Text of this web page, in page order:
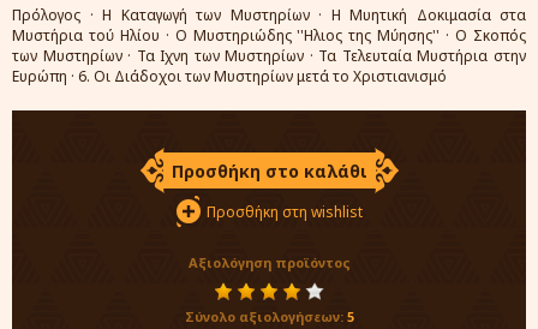
Πρόλογος · Η Καταγωγή των Μυστηρίων · Η Μυητική Δοκιμασία στα
Μυστήρια τού Ηλίου · Ο Μυστηριώδης ''Ηλιος της Μύησης'' · Ο Σκοπός
των Μυστηρίων · Τα Ιχνη των Μυστηρίων · Τα Τελευταία Μυστήρια στην
Ευρώπη · 6. Οι Διάδοχοι των Μυστηρίων μετά το Χριστιανισμό
Προσθήκη στο καλάθι
Προσθήκη στη wishlist
Αξιολόγηση προϊόντος
Σύνολο αξιολογήσεων: 5